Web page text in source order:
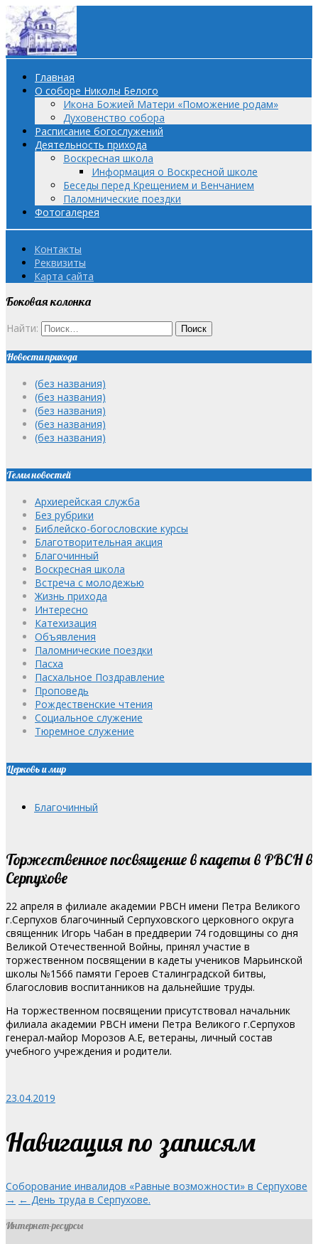
Главная
О соборе Николы Белого
Икона Божией Матери «Поможение родам»
Духовенство собора
Расписание богослужений
Деятельность прихода
Воскресная школа
Информация о Воскресной школе
Беседы перед Крещением и Венчанием
Паломнические поездки
Фотогалерея
Контакты
Реквизиты
Карта сайта
Боковая колонка
Найти:
Новости прихода
(без названия)
(без названия)
(без названия)
(без названия)
(без названия)
Темы новостей
Архиерейская служба
Без рубрики
Библейско-богословские курсы
Благотворительная акция
Благочинный
Воскресная школа
Встреча с молодежью
Жизнь прихода
Интересно
Катехизация
Объявления
Паломнические поездки
Пасха
Пасхальное Поздравление
Проповедь
Рождественские чтения
Социальное служение
Тюремное служение
Церковь и мир
Благочинный
Торжественное посвящение в кадеты в РВСН в
Серпухове
22 апреля в филиале академии РВСН имени Петра Великого
г.Серпухов благочинный Серпуховского церковного округа
священник Игорь Чабан в преддверии 74 годовщины со дня
Великой Отечественной Войны, принял участие в
торжественном посвящении в кадеты учеников Марьинской
школы №1566 памяти Героев Сталинградской битвы,
благословив воспитанников на дальнейшие труды.
На торжественном посвящении присутствовал начальник
филиала академии РВСН имени Петра Великого г.Серпухов
генерал-майор Морозов А.Е, ветераны, личный состав
учебного учреждения и родители.
23.04.2019
Навигация по записям
Соборование инвалидов «Равные возможности» в Серпухове
→ ← День труда в Серпухове.
Интернет-ресурсы